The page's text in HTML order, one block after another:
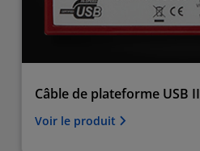
Câble de plateforme USB II
Voir le produit